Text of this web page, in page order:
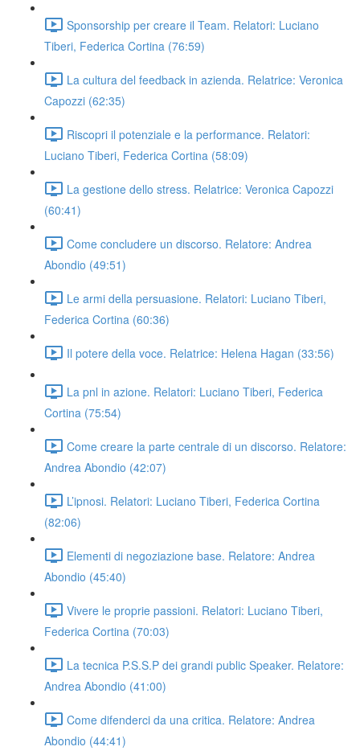
Sponsorship per creare il Team. Relatori: Luciano
Tiberi, Federica Cortina (76:59)
La cultura del feedback in azienda. Relatrice: Veronica
Capozzi (62:35)
Riscopri il potenziale e la performance. Relatori:
Luciano Tiberi, Federica Cortina (58:09)
La gestione dello stress. Relatrice: Veronica Capozzi
(60:41)
Come concludere un discorso. Relatore: Andrea
Abondio (49:51)
Le armi della persuasione. Relatori: Luciano Tiberi,
Federica Cortina (60:36)
Il potere della voce. Relatrice: Helena Hagan (33:56)
La pnl in azione. Relatori: Luciano Tiberi, Federica
Cortina (75:54)
Come creare la parte centrale di un discorso. Relatore:
Andrea Abondio (42:07)
L’ipnosi. Relatori: Luciano Tiberi, Federica Cortina
(82:06)
Elementi di negoziazione base. Relatore: Andrea
Abondio (45:40)
Vivere le proprie passioni. Relatori: Luciano Tiberi,
Federica Cortina (70:03)
La tecnica P.S.S.P dei grandi public Speaker. Relatore:
Andrea Abondio (41:00)
Come difenderci da una critica. Relatore: Andrea
Abondio (44:41)